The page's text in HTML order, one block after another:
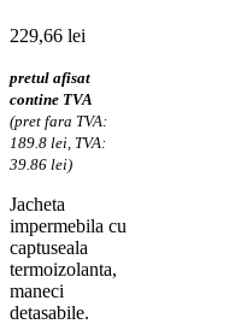
229,66 lei
pretul afisat
contine TVA
(pret fara TVA:
189.8 lei, TVA:
39.86 lei)
Jacheta
impermebila cu
captuseala
termoizolanta,
maneci
detasabile.